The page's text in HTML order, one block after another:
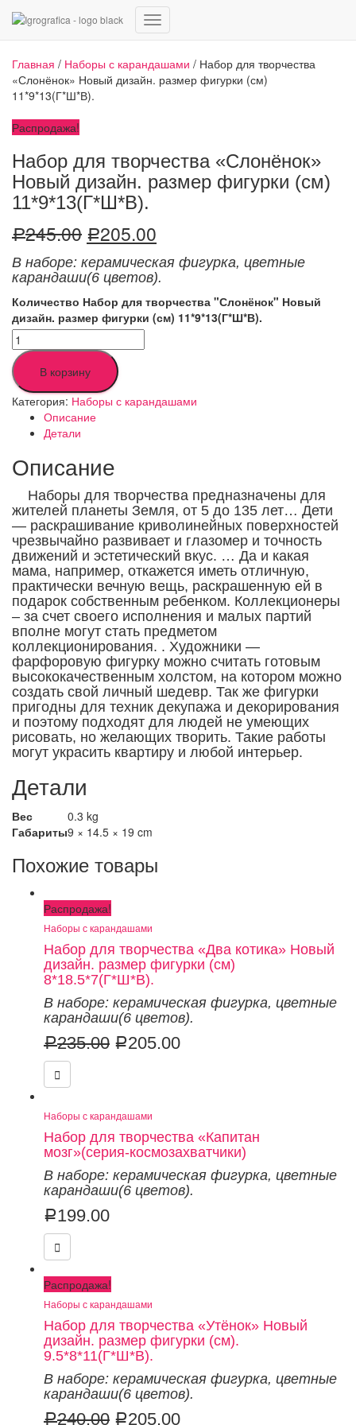
Переключить
Главная / Наборы с карандашами / Набор для творчества
«Слонёнок» Новый дизайн. размер фигурки (см)
11*9*13(Г*Ш*В).
Распродажа!
Набор для творчества «Слонёнок»
Новый дизайн. размер фигурки (см)
11*9*13(Г*Ш*В).
Р245.00 Р205.00
В наборе: керамическая фигурка, цветные
карандаши(6 цветов).
Количество Набор для творчества "Слонёнок" Новый
дизайн. размер фигурки (см) 11*9*13(Г*Ш*В).
В корзину
Категория: Наборы с карандашами
Описание
Детали
Описание
Наборы для творчества предназначены для
жителей планеты Земля, от 5 до 135 лет… Дети
— раскрашивание криволинейных поверхностей
чрезвычайно развивает и глазомер и точность
движений и эстетический вкус. … Да и какая
мама, например, откажется иметь отличную,
практически вечную вещь, раскрашенную ей в
подарок собственным ребенком. Коллекционеры
– за счет своего исполнения и малых партий
вполне могут стать предметом
коллекционирования. . Художники —
фарфоровую фигурку можно считать готовым
высококачественным холстом, на котором можно
создать свой личный шедевр. Так же фигурки
пригодны для техник декупажа и декорирования
и поэтому подходят для людей не умеющих
рисовать, но желающих творить. Такие работы
могут украсить квартиру и любой интерьер.
Детали
Вес
0.3 kg
Габариты9 × 14.5 × 19 cm
Похожие товары
Распродажа!
Наборы с карандашами
Набор для творчества «Два котика» Новый
дизайн. размер фигурки (см)
8*18.5*7(Г*Ш*В).
В наборе: керамическая фигурка, цветные
карандаши(6 цветов).
Р235.00 Р205.00
Наборы с карандашами
Набор для творчества «Капитан
мозг»(серия-космозахватчики)
В наборе: керамическая фигурка, цветные
карандаши(6 цветов).
Р199.00
Распродажа!
Наборы с карандашами
Набор для творчества «Утёнок» Новый
дизайн. размер фигурки (см).
9.5*8*11(Г*Ш*В).
В наборе: керамическая фигурка, цветные
карандаши(6 цветов).
Р240.00 Р205.00